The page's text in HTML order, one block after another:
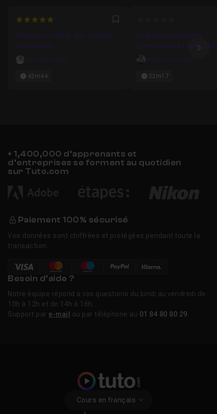
5 Favori
Maîtriser et créer des formats
numériques
Josselin Baldé
42m44
Le format numérique
(personnalisé) dans
Stephane Lefetz
22m17
+ 1,400,000 d’apprenants et
d’entreprises se forment au quotidien
sur Tuto.com
Paiement 100% sécurisé
Vos données sont chiffrées et protégées pendant toute la
transaction.
Besoin d’aide ?
Notre équipe répond à vos questions du lundi au vendredi de
10h à 12h et de 14h à 16h.
Support par e-mail ou par téléphone au 01 84 80 80 29
Cours en français